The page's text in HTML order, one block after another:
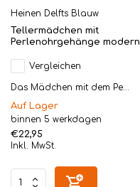
Heinen Delfts Blauw
Tellermädchen mit
Perlenohrgehänge modern
Vergleichen
Das Mädchen mit dem Pe...
Auf Lager
binnen 5 werkdagen
€22,95
Inkl. MwSt.